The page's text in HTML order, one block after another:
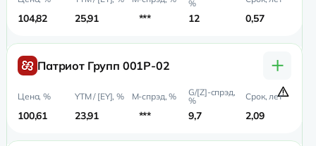
104,82 25,91 *** 12 0,57
Патриот Групп 001Р-02 +
100,61 23,91 *** 9,7 2,09